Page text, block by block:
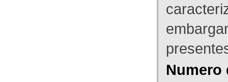
Numero